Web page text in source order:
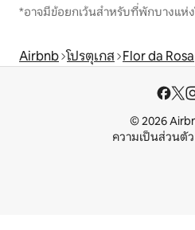
*อาจมีข้อยกเว้นสำหรับที่พักบางแห่
Airbnb โปรตุเกส Flor da Rosa
© 2026
ความเป็นส่วนตัว